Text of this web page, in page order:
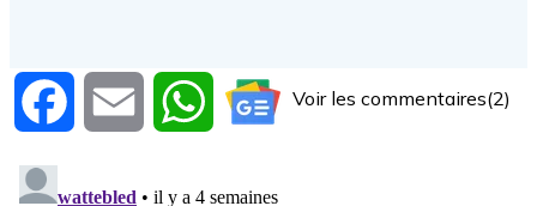
Facebook Email WhatsAppVoir les commentaires(2)